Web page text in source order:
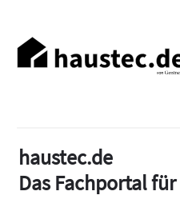
Haupt-
Navigation
haustec.de
Das Fachportal